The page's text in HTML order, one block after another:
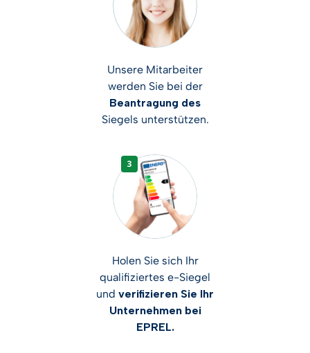
Unsere Mitarbeiter
werden Sie bei der
Beantragung des
Siegels unterstützen.
Holen Sie sich Ihr
qualifiziertes e-Siegel
und verifizieren Sie Ihr
Unternehmen bei
EPREL.